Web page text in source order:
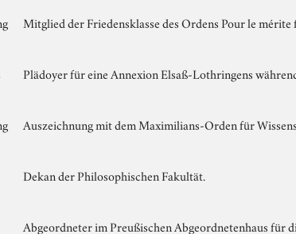
Mitglied der Friedensklasse des Ordens Pour le
Plädoyer für eine Annexion Elsaß-Lothringens
Auszeichnung mit dem Maximilians-Orden für
Dekan der Philosophischen Fakultät.
Abgeordneter im Preußischen Abgeordnetenhaus für